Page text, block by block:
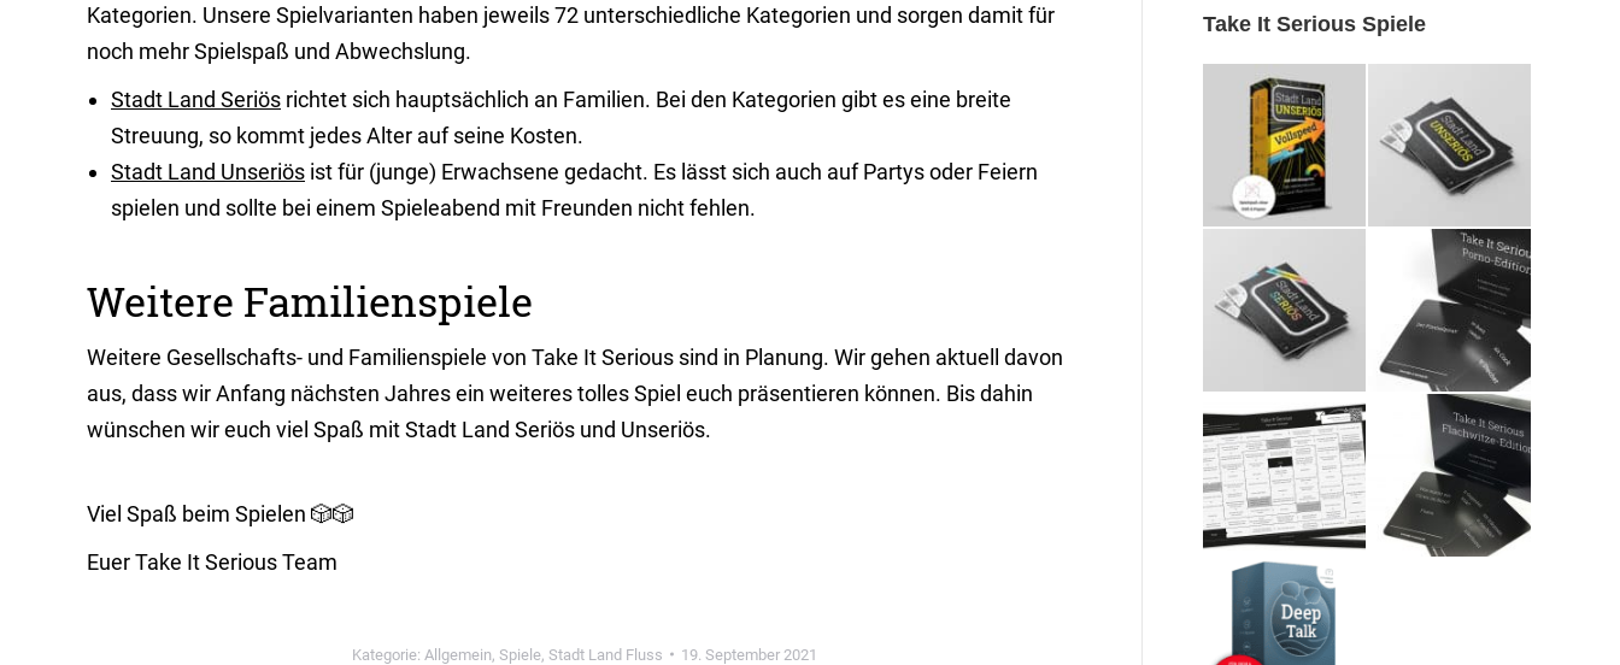
Kategorien. Unsere Spielvarianten haben jeweils 72 unterschiedliche Kategorien und sorgen damit für
noch mehr Spielspaß und Abwechslung.
Stadt Land Seriös richtet sich hauptsächlich an Familien. Bei den Kategorien gibt es eine breite
Streuung, so kommt jedes Alter auf seine Kosten.
Stadt Land Unseriös ist für (junge) Erwachsene gedacht. Es lässt sich auch auf Partys oder Feiern
spielen und sollte bei einem Spieleabend mit Freunden nicht fehlen.
Weitere Familienspiele
Weitere Gesellschafts- und Familienspiele von Take It Serious sind in Planung. Wir gehen aktuell davon
aus, dass wir Anfang nächsten Jahres ein weiteres tolles Spiel euch präsentieren können. Bis dahin
wünschen wir euch viel Spaß mit Stadt Land Seriös und Unseriös.
Viel Spaß beim Spielen 🎲🎲
Euer Take It Serious Team
Kategorie: Allgemein, Spiele, Stadt Land Fluss 19. September 2021
Take It Serious Spiele